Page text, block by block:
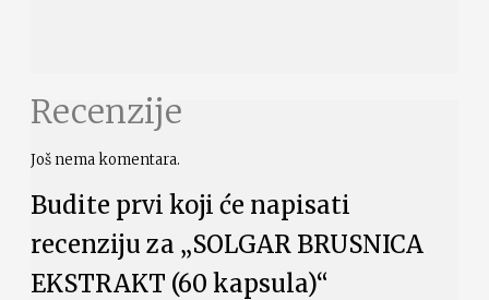
Recenzije
Još nema komentara.
Budite prvi koji će napisati
recenziju za „SOLGAR BRUSNICA
EKSTRAKT (60 kapsula)“